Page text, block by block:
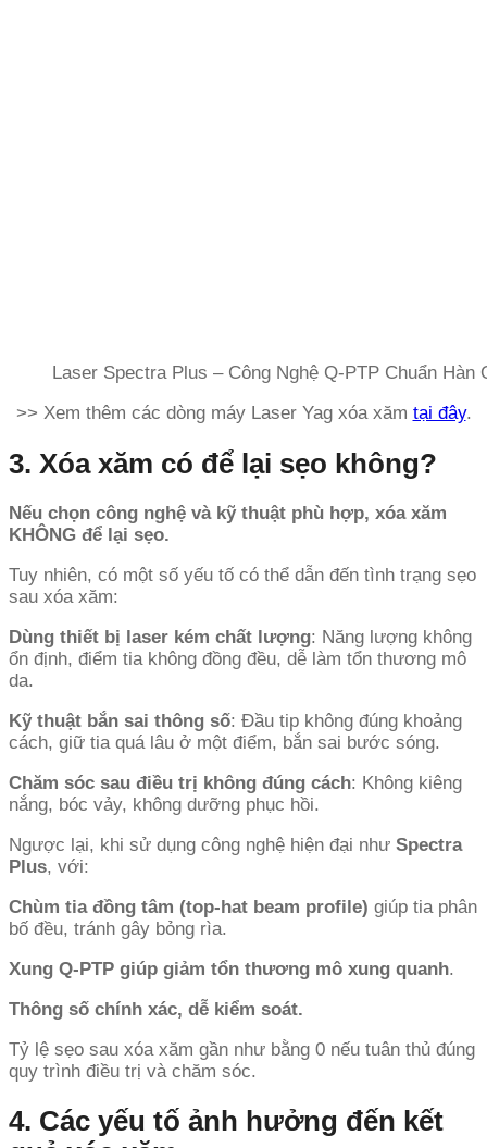
Laser Spectra Plus – Công Nghệ Q-PTP Chuẩn Hàn
>> Xem thêm các dòng máy Laser Yag xóa xăm tại đây.
3. Xóa xăm có để lại sẹo không?
Nếu chọn công nghệ và kỹ thuật phù hợp, xóa xăm
KHÔNG để lại sẹo.
Tuy nhiên, có một số yếu tố có thể dẫn đến tình trạng sẹo
sau xóa xăm:
Dùng thiết bị laser kém chất lượng: Năng lượng không
ổn định, điểm tia không đồng đều, dễ làm tổn thương mô
da.
Kỹ thuật bắn sai thông số: Đầu tip không đúng khoảng
cách, giữ tia quá lâu ở một điểm, bắn sai bước sóng.
Chăm sóc sau điều trị không đúng cách: Không kiêng
nắng, bóc vảy, không dưỡng phục hồi.
Ngược lại, khi sử dụng công nghệ hiện đại như Spectra
Plus, với:
Chùm tia đồng tâm (top-hat beam profile) giúp tia phân
bố đều, tránh gây bỏng rìa.
Xung Q-PTP giúp giảm tổn thương mô xung quanh.
Thông số chính xác, dễ kiểm soát.
Tỷ lệ sẹo sau xóa xăm gần như bằng 0 nếu tuân thủ đúng
quy trình điều trị và chăm sóc.
4. Các yếu tố ảnh hưởng đến kết